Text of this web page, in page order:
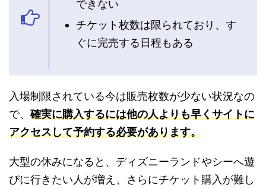
できない
チケット枚数は限られており、す
ぐに完売する日程もある
入場制限されている今は販売枚数が少ない状況なの
で、確実に購入するには他の人よりも早くサイトに
アクセスして予約する必要があります。
大型の休みになると、ディズニーランドやシーへ遊
びに行きたい人が増え、さらにチケット購入が難し